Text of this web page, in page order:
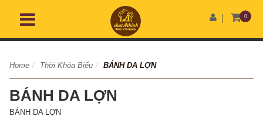
0
Home / Thời Khóa Biểu / BÁNH DA LỢN
BÁNH DA LỢN
BÁNH DA LỢN